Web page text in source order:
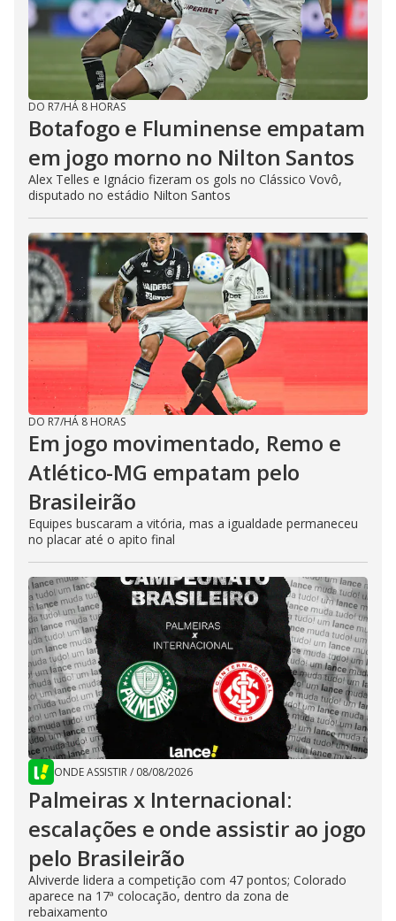
DO R7/HÁ 8 HORAS
Botafogo e Fluminense empatam
em jogo morno no Nilton Santos
Alex Telles e Ignácio fizeram os gols no Clássico Vovô,
disputado no estádio Nilton Santos
DO R7/HÁ 8 HORAS
Em jogo movimentado, Remo e
Atlético-MG empatam pelo
Brasileirão
Equipes buscaram a vitória, mas a igualdade permaneceu
no placar até o apito final
ONDE ASSISTIR/ 08/08/2026
Palmeiras x Internacional:
escalações e onde assistir ao jogo
pelo Brasileirão
Alviverde lidera a competição com 47 pontos; Colorado
aparece na 17ª colocação, dentro da zona de
rebaixamento